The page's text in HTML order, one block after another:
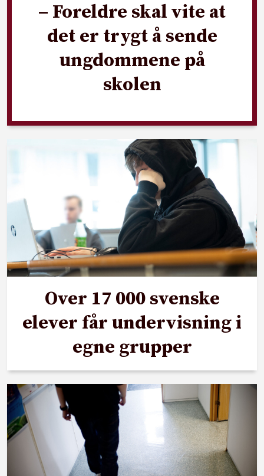
– Foreldre skal vite at
det er trygt å sende
ungdommene på
skolen
Over 17 000 svenske
elever får undervisning i
egne grupper